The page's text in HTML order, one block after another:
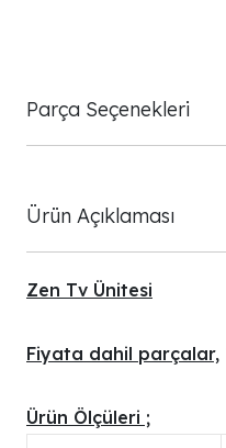
Parça Seçenekleri
Ürün Açıklaması
Zen Tv Ünitesi
Fiyata dahil parçalar,
Ürün Ölçüleri ;